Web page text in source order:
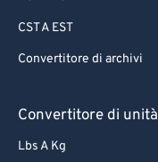
CST A EST
Convertitore di archivi
Convertitore di unità
Lbs A Kg